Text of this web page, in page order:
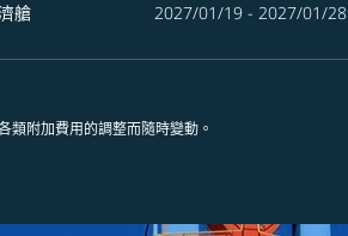
艙 2027/01/19 - 2027/01/28
附加費用的調整而隨時變動。